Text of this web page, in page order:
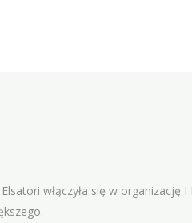
włączyła się w